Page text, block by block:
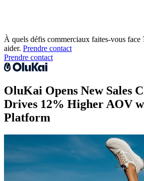
À quels défis commerciaux faites-vous face
aider. Prendre contact
Prendre contact
OluKai Opens New Sales
Drives 12% Higher AOV
Platform